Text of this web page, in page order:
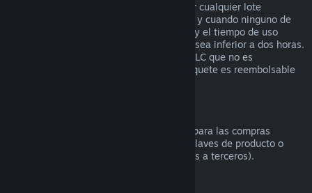
Puedes recibir un reembolso completo por cualquier lote
comprado en la tienda de Steam, siempre y cuando ninguno de
los artículos del lote se haya transferido, y el tiempo de uso
combinado de todos los artículos del lote sea inferior a dos horas.
Si un lote incluye un artículo de juego o DLC que no es
reembolsable, Steam te dirá si todo el paquete es reembolsable
Valve no puede proporcionar reembolsos para las compras
realizadas fuera de Steam (por ejemplo, claves de producto o
tarjetas de la Cartera de Steam compradas a terceros).